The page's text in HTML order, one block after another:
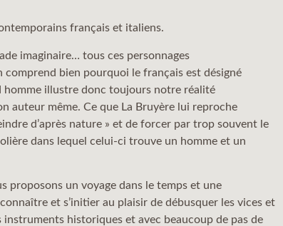
français et italiens.
imaginaire… tous ces personnages
comprend bien pourquoi le français est désigné
homme illustre donc toujours notre réalité
auteur même. Ce que La Bruyère lui reproche
d’après nature » et de forcer par trop souvent le
dans lequel celui-ci trouve un homme et un
proposons un voyage dans le temps et une
et s’initier au plaisir de débusquer les vices et
historiques et avec beaucoup de pas de